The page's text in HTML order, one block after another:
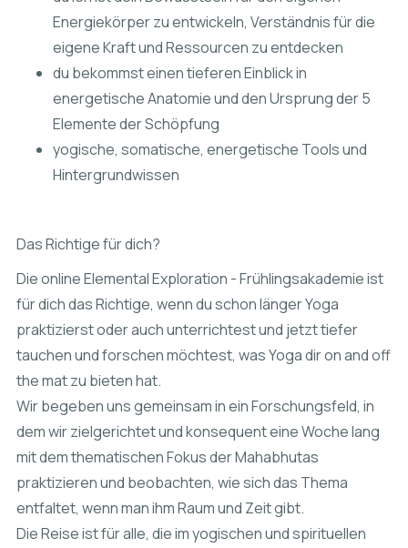
Energiekörper zu entwickeln, Verständnis für die
eigene Kraft und Ressourcen zu entdecken
du bekommst einen tieferen Einblick in
energetische Anatomie und den Ursprung der 5
Elemente der Schöpfung
yogische, somatische, energetische Tools und
Hintergrundwissen
Das Richtige für dich?
Die online Elemental Exploration - Frühlingsakademie ist
für dich das Richtige, wenn du schon länger Yoga
praktizierst oder auch unterrichtest und jetzt tiefer
tauchen und forschen möchtest, was Yoga dir on and off
the mat zu bieten hat.
Wir begeben uns gemeinsam in ein Forschungsfeld, in
dem wir zielgerichtet und konsequent eine Woche lang
mit dem thematischen Fokus der Mahabhutas
praktizieren und beobachten, wie sich das Thema
entfaltet, wenn man ihm Raum und Zeit gibt.
Die Reise ist für alle, die im yogischen und spirituellen